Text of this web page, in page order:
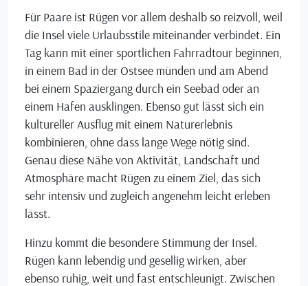
Für Paare ist Rügen vor allem deshalb so reizvoll, weil
die Insel viele Urlaubsstile miteinander verbindet. Ein
Tag kann mit einer sportlichen Fahrradtour beginnen,
in einem Bad in der Ostsee münden und am Abend
bei einem Spaziergang durch ein Seebad oder an
einem Hafen ausklingen. Ebenso gut lässt sich ein
kultureller Ausflug mit einem Naturerlebnis
kombinieren, ohne dass lange Wege nötig sind.
Genau diese Nähe von Aktivität, Landschaft und
Atmosphäre macht Rügen zu einem Ziel, das sich
sehr intensiv und zugleich angenehm leicht erleben
lässt.
Hinzu kommt die besondere Stimmung der Insel.
Rügen kann lebendig und gesellig wirken, aber
ebenso ruhig, weit und fast entschleunigt. Zwischen